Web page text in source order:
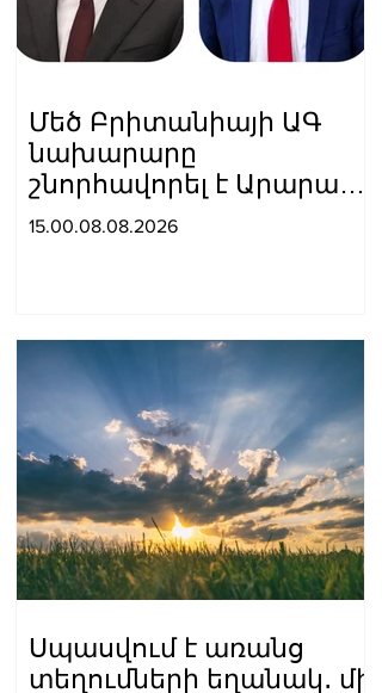
Մեծ Բրիտանիայի ԱԳ
նախարարը
շնորհավորել է Արարատ
Միրզոյանին
15.00.08.08.2026
Սպասվում է առանց
տեղումների եղանակ․ մի